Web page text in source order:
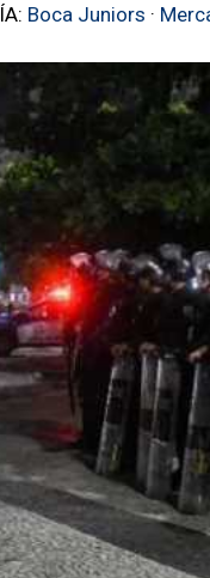
Boca Juniors ·